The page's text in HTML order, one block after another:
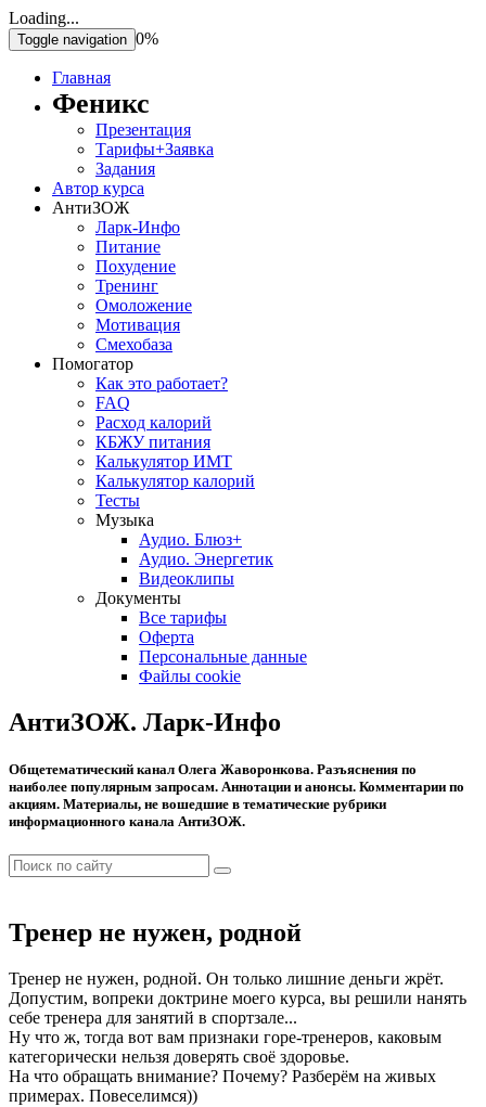
Loading...
Toggle navigation 0%
Главная
Феникс
Презентация
Тарифы+Заявка
Задания
Автор курса
АнтиЗОЖ
Ларк-Инфо
Питание
Похудение
Тренинг
Омоложение
Мотивация
Смехобаза
Помогатор
Как это работает?
FAQ
Расход калорий
КБЖУ питания
Калькулятор ИМТ
Калькулятор калорий
Тесты
Музыка
Аудио. Блюз+
Аудио. Энергетик
Видеоклипы
Документы
Все тарифы
Оферта
Персональные данные
Файлы cookie
АнтиЗОЖ. Ларк-Инфо
Общетематический канал Олега Жаворонкова. Разъяснения по
наиболее популярным запросам. Аннотации и анонсы. Комментарии по
акциям. Материалы, не вошедшие в тематические рубрики
информационного канала АнтиЗОЖ.
Тренер не нужен, родной
Тренер не нужен, родной. Он только лишние деньги жрёт.
Допустим, вопреки доктрине моего курса, вы решили нанять
себе тренера для занятий в спортзале...
Ну что ж, тогда вот вам признаки горе-тренеров, каковым
категорически нельзя доверять своё здоровье.
На что обращать внимание? Почему? Разберём на живых
примерах. Повеселимся))